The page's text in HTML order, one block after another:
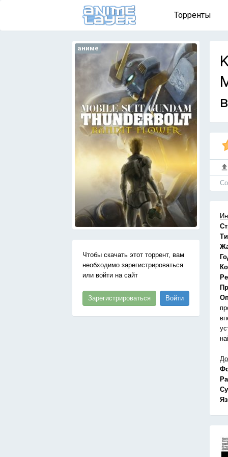
Торренты
аниме
Чтобы скачать этот торрент, вам
необходимо зарегистрироваться
или войти на сайт
Зарегистрироваться Войти